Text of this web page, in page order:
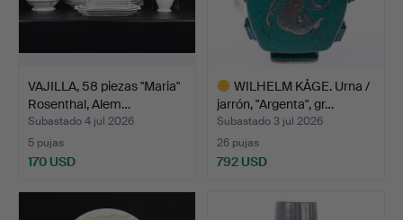
VAJILLA, 58 piezas "Maria"
Rosenthal, Alem…
Subastado 4 jul 2026
5 pujas
170 USD
WILHELM KÅGE. Urna /
jarrón, "Argenta", gr…
Subastado 3 jul 2026
26 pujas
792 USD
seleccionado